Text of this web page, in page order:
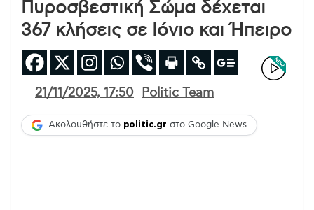
Πυροσβεστική Σώμα δέχεται
367 κλήσεις σε Ιόνιο και Ήπειρο
21/11/2025, 17:50 Politic Team
Ακολουθήστε το politic.gr στο Google News